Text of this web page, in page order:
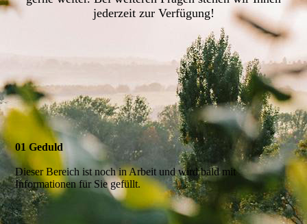
jederzeit zur Verfügung!
01 Geduld
Dieser Bereich ist noch in Arbeit und wird bald mit
Informationen für Sie gefüllt.